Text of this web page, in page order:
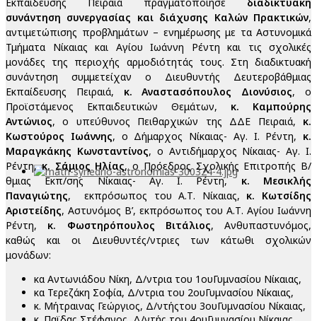
συνάντηση συνεργασίας και διάχυσης Καλών Πρακτικών,
αντιμετώπισης προβλημάτων – ενημέρωσης με τα Αστυνομικά
Τμήματα Νίκαιας και Αγίου Ιωάννη Ρέντη και τις σχολικές
μονάδες της περιοχής αρμοδιότητάς τους. Στη διαδικτυακή
συνάντηση συμμετείχαν ο Διευθυντής Δευτεροβάθμιας
Εκπαίδευσης Πειραιά, κ. Αναστασόπουλος Διονύσιος, ο
Προϊστάμενος Εκπαιδευτικών Θεμάτων, κ. Καμπούρης
Αντώνιος, ο υπεύθυνος Πειθαρχικών της ΔΔΕ Πειραιά, κ.
Κωστούρος Ιωάννης, ο Δήμαρχος Νίκαιας- Αγ. Ι. Ρέντη, κ.
Μαραγκάκης Κωνσταντίνος, ο Αντιδήμαρχος Νίκαιας- Αγ. Ι.
Ρέντη,κ. Σάμιος Ηλίας, ο Πρόεδρος Σχολικής Επιτροπής Β/
θμιας Εκπ/σης Νίκαιας- Αγ. Ι. Ρέντη, κ. Μεσικλής
Παναγιώτης, εκπρόσωπος του Α.Τ. Νίκαιας, κ. Κωτσίδης
Αριστείδης, Αστυνόμος Β’, εκπρόσωπος του Α.Τ. Αγίου Ιωάννη
Ρέντη, κ. Φωστηρόπουλος Βιτάλιος, Ανθυπαστυνόμος,
καθώς και οι Διευθυντές/ντριες των κάτωθι σχολικών
μονάδων:
κα Αντωνιάδου Νίκη, Δ/ντρια του 1ουΓυμνασίου Νίκαιας,
κα Τερεζάκη Σοφία, Δ/ντρια του 2ουΓυμνασίου Νίκαιας,
κ. Μήτραινας Γεώργιος, Δ/ντήςτου 3ουΓυμνασίου Νίκαιας,